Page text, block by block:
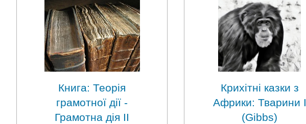
Книга: Теорія
грамотної дії -
Грамотна дія II
Крихітні казки з
Африки: Тварини I
(Gibbs)